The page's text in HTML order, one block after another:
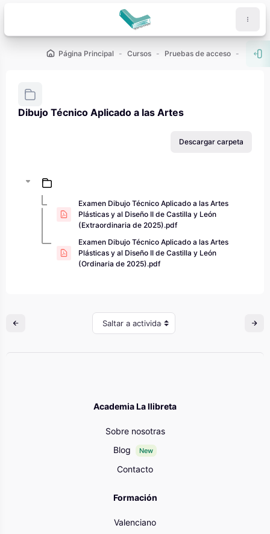
Página Principal Cursos Pruebas de acceso PAU -
Dibujo Técnico Aplicado a las Artes
Descargar carpeta
Examen Dibujo Técnico Aplicado a las Artes
Plásticas y al Diseño II de Castilla y León
(Extraordinaria de 2025).pdf
Examen Dibujo Técnico Aplicado a las Artes
Plásticas y al Diseño II de Castilla y León
(Ordinaria de 2025).pdf
Saltar a actividad
Academia La llibreta
Sobre nosotras
Blog
New
Contacto
Formación
Valenciano